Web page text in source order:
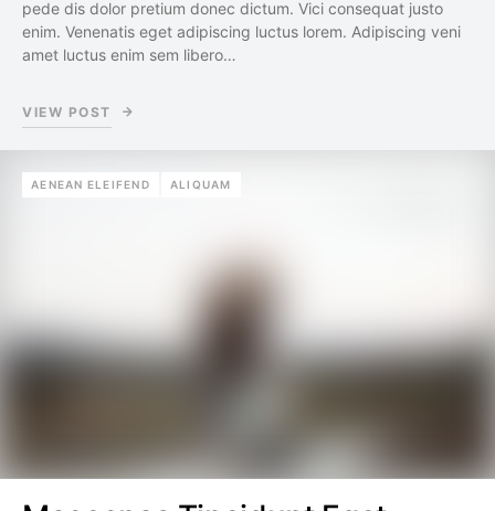
pede dis dolor pretium donec dictum. Vici consequat justo
enim. Venenatis eget adipiscing luctus lorem. Adipiscing veni
amet luctus enim sem libero…
VIEW POST
AENEAN ELEIFEND ALIQUAM